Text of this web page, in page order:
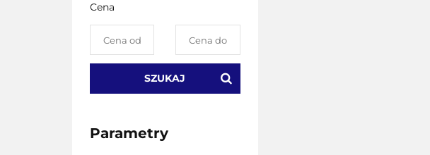
Cena
SZUKAJ
Parametry